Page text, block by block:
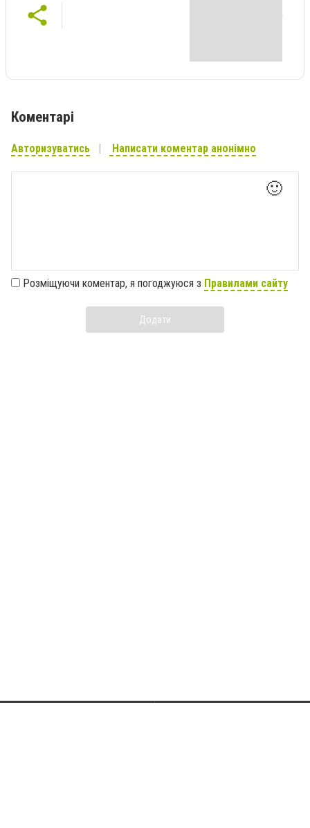
Коментарі
Авторизуватись Написати коментар анонімно
🙂
Розміщуючи коментар, я погоджуюся з Правилами сайту
Додати